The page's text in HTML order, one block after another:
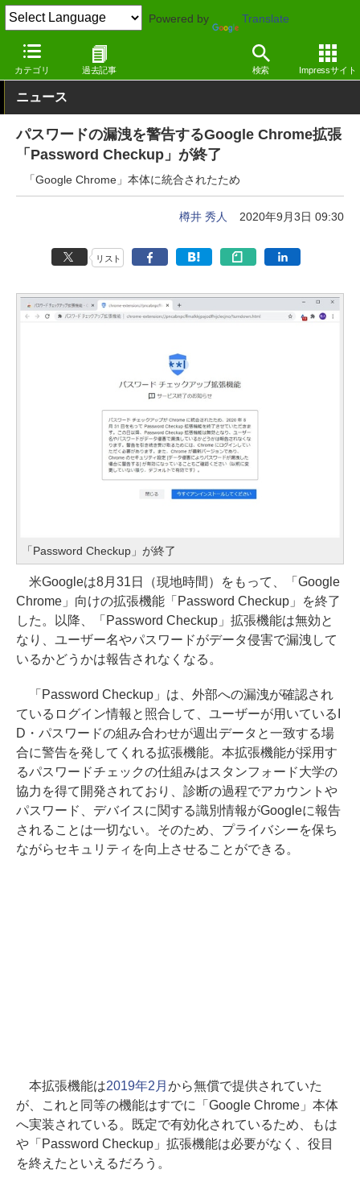
Powered by Translate
カテゴリ 過去記事 検索 Impressサイト
窓の杜 セキュリティ Google Chrome拡張機能
ニュース
パスワードの漏洩を警告するGoogle Chrome拡張
「Password Checkup」が終了
「Google Chrome」本体に統合されたため
樽井 秀人 2020年9月3日 09:30
リスト
「Password Checkup」が終了
米Googleは8月31日（現地時間）をもって、「Google
Chrome」向けの拡張機能「Password Checkup」を終了
した。以降、「Password Checkup」拡張機能は無効と
なり、ユーザー名やパスワードがデータ侵害で漏洩して
いるかどうかは報告されなくなる。
「Password Checkup」は、外部への漏洩が確認され
ているログイン情報と照合して、ユーザーが用いているI
D・パスワードの組み合わせが週出データと一致する場
合に警告を発してくれる拡張機能。本拡張機能が採用す
るパスワードチェックの仕組みはスタンフォード大学の
協力を得て開発されており、診断の過程でアカウントや
パスワード、デバイスに関する識別情報がGoogleに報告
されることは一切ない。そのため、プライバシーを保ち
ながらセキュリティを向上させることができる。
本拡張機能は2019年2月 から無償で提供されていた
が、これと同等の機能はすでに「Google Chrome」本体
へ実装されている。既定で有効化されているため、もは
や「Password Checkup」拡張機能は必要がなく、役目
を終えたといえるだろう。